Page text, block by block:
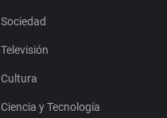
Sociedad
Televisión
Cultura
Ciencia y Tecnología